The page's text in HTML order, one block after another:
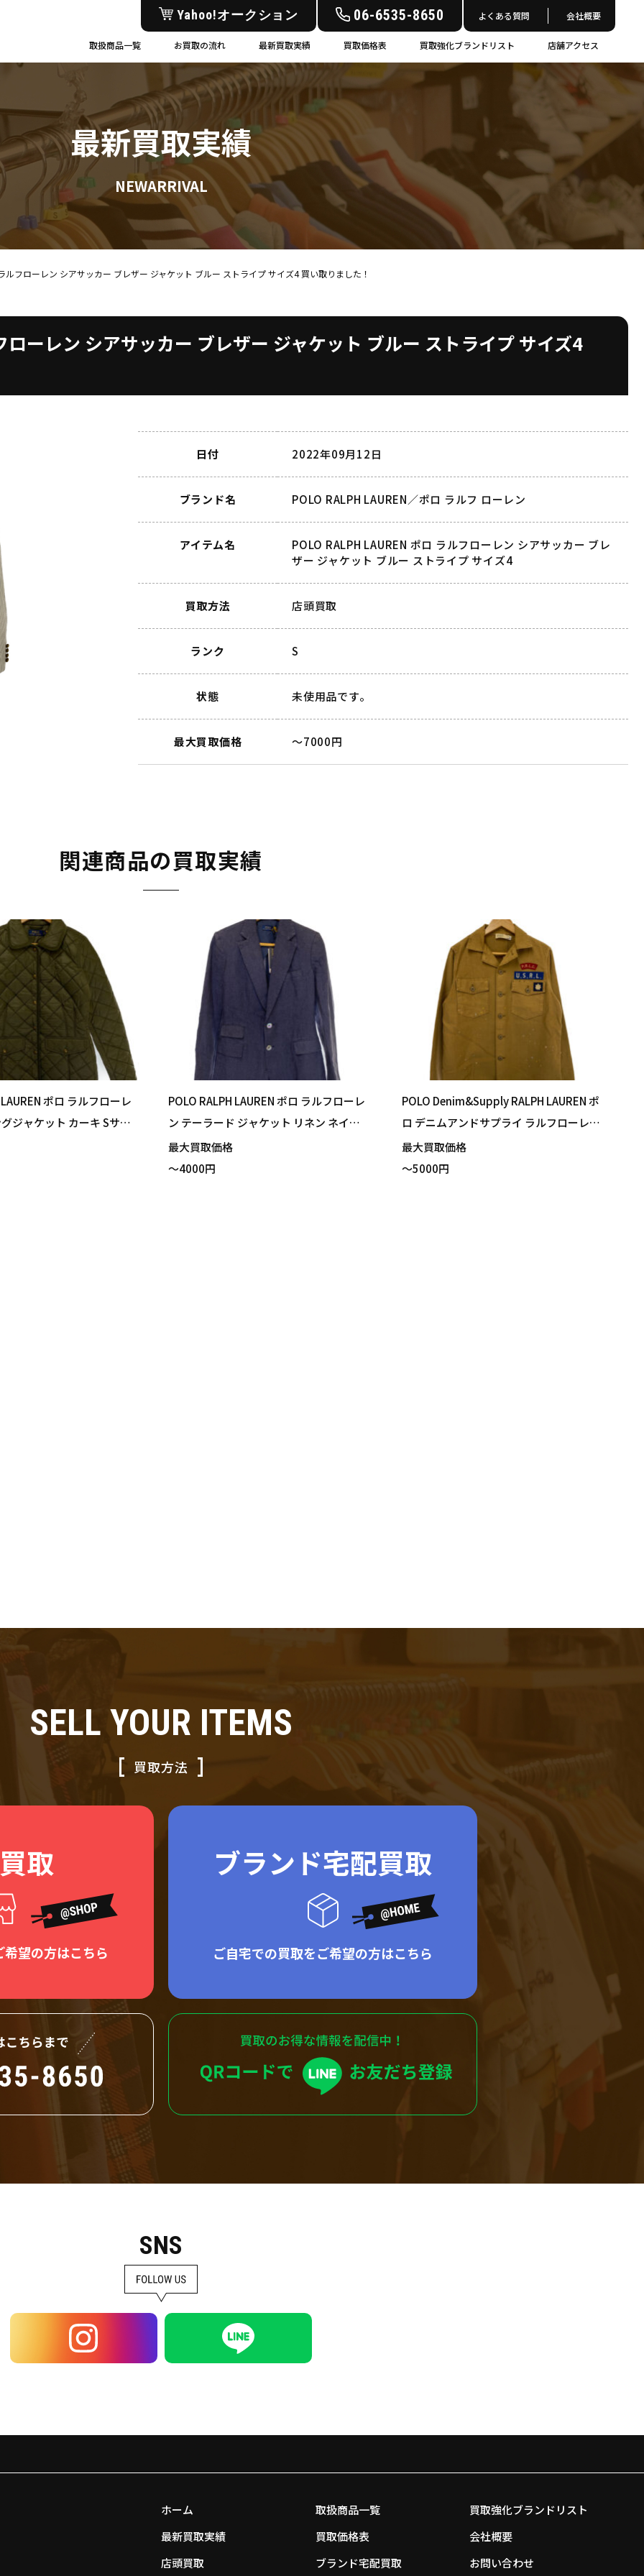
Yahoo!オークション 06-6535-8650 よくある質問 会社概要
取扱商品一覧 お買取の流れ 最新買取実績 買取価格表 買取強化ブランドリスト 店舗アクセス
最新買取実績
NEWARRIVAL
ルフローレン シアサッカー ブレザー ジャケット ブルー ストライプ サイズ4 買い取りました！
ーレン シアサッカー ブレザー ジャケット ブルー ストライプ サイズ4
日付 2022年09月12日
ブランド名 POLO RALPH LAUREN／ポロ ラルフ ローレン
アイテム名
POLO RALPH LAUREN ポロ ラルフローレン シアサッカー ブレ
ザー ジャケット ブルー ストライプ サイズ4
買取方法 店頭買取
ランク S
状態 未使用品です。
最大買取価格 ～7000円
関連商品の買取実績
ポロ ラルフローレ
ジャケット カーキ Sサイ
POLO RALPH LAUREN ポロ ラルフローレ
ン テーラード ジャケット リネン ネイビ
ー サイズ0 買い取りました！
最大買取価格
～4000円
POLO Denim&Supply RALPH LAUREN ポ
ロ デニムアンドサプライ ラルフローレン
デニムジャケット ベージュ ペイント加工
Sサイズ 買い取りました！
最大買取価格
～5000円
SELL YOUR ITEMS
買取方法
取
望の方はこちら
ブランド宅配買取
ご自宅での買取をご希望の方はこちら
SNS
ホーム
最新買取実績
店頭買取
取扱商品一覧
買取価格表
ブランド宅配買取
買取強化ブランドリスト
会社概要
お問い合わせ